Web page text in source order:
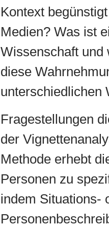
Kontext
Medien? Was ist
Wissenschaft und
diese
unterschiedlichen
Fragestellungen
der
Methode erhebt
Personen zu
indem Situations-